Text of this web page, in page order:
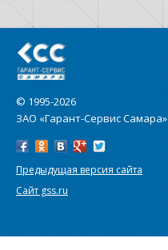
© 1995-2026
ЗАО «Гарант-Сервис Самара»
Предыдущая версия сайта
Сайт gss.ru